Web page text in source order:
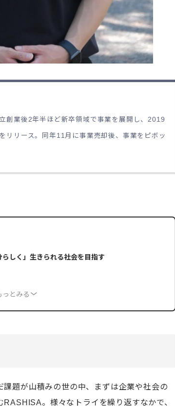
創業後2年半ほど新卒領域で事業を展開し、2019
リリース。同年11月に事業売却後、事業をピボッ
しく」生きられる社会を目指す
っとみる
課題が山積みの世の中、まずは企業や社会の
。様々なトライを繰り返すなかで、